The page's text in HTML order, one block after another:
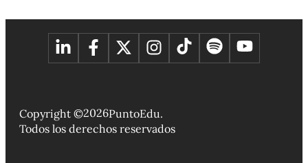
Copyright ©2026PuntoEdu.
Todos los derechos reservados